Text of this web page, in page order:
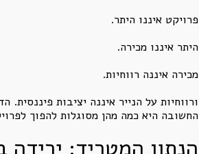
פרויקט איננו היתר.
היתר איננו מכירה.
מכירה איננה רווחיות.
ורווחיות על הנייר איננה יציבות
החשובה היא כמה מהן מסוגלות להפוך
הנתון המטריד: ירידה